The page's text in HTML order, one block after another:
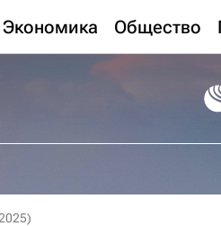
Экономика Общество